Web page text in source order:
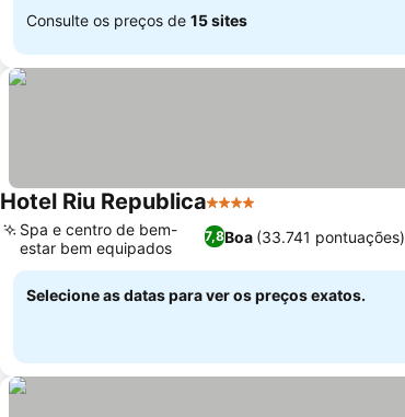
Consulte os preços de 15 sites
Hotel Riu Republica4 Estrelas
7,8Boa (33.741 pontuações)
Spa e centro de bem-
estar bem equipados
Selecione as datas para ver os preços exatos.